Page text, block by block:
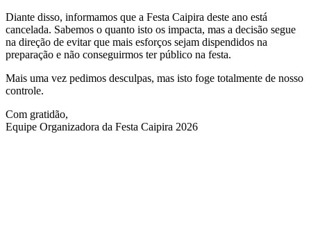
Diante disso, informamos que a Festa Caipira deste ano está
cancelada. Sabemos o quanto isto os impacta, mas a decisão segue
na direção de evitar que mais esforços sejam dispendidos na
preparação e não conseguirmos ter público na festa.
Mais uma vez pedimos desculpas, mas isto foge totalmente de nosso
controle.
Com gratidão,
Equipe Organizadora da Festa Caipira 2026